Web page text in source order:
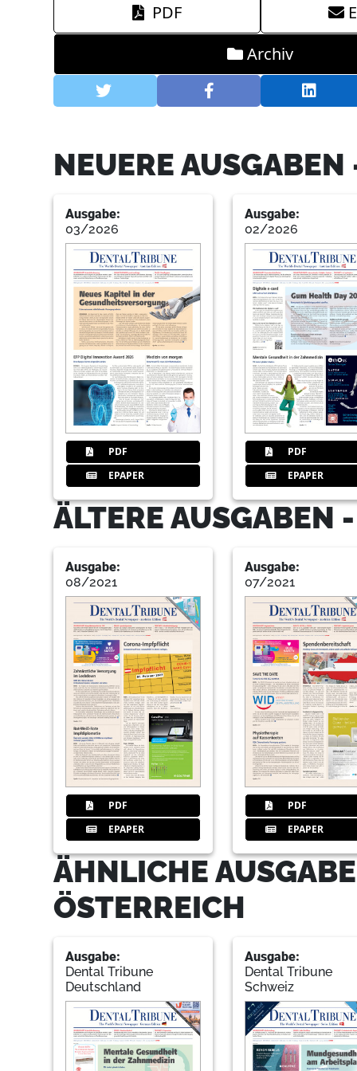
PDF
Archiv
NEUERE
Ausgabe:
03/2026
PDF
EPAPER
Ausgabe:
02/2026
PDF
EPAPER
ÄLTERE AUSGABEN
Ausgabe:
08/2021
PDF
EPAPER
Ausgabe:
07/2021
PDF
EPAPER
ÄHNLICHE
ÖSTERREICH
Ausgabe:
Dental Tribune
Deutschland
Ausgabe:
Dental Tribune
Schweiz